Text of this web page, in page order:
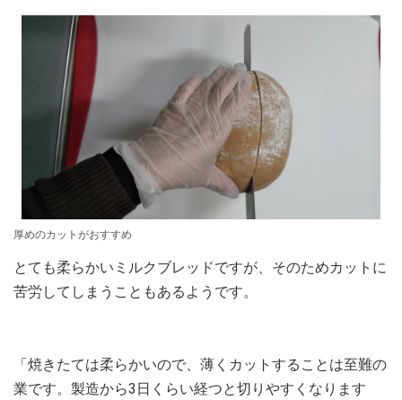
厚めのカットがおすすめ
とても柔らかいミルクブレッドですが、そのためカットに
苦労してしまうこともあるようです。
「焼きたては柔らかいので、薄くカットすることは至難の
業です。製造から3日くらい経つと切りやすくなります